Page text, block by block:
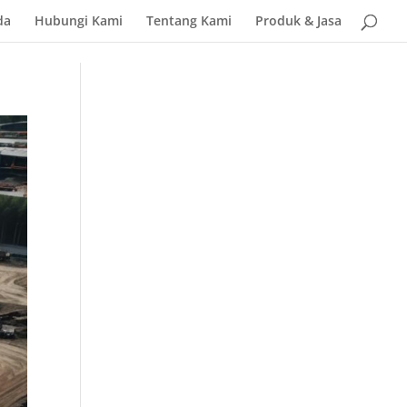
Hubungi Kami Tentang Kami Produk & Jasa